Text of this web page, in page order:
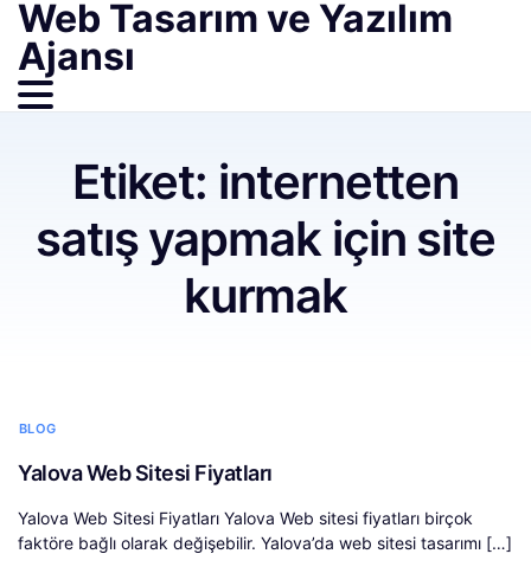
Web Tasarım ve Yazılım
Ajansı
Etiket: internetten
satış yapmak için site
kurmak
BLOG
Yalova Web Sitesi Fiyatları
Yalova Web Sitesi Fiyatları Yalova Web sitesi fiyatları birçok
faktöre bağlı olarak değişebilir. Yalova’da web sitesi tasarımı […]